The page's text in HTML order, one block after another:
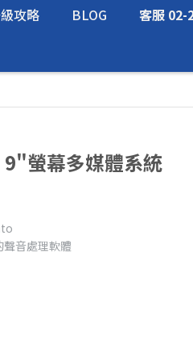
攻略 BLOG 客服 02-
螢幕多媒體系統
音處理軟體